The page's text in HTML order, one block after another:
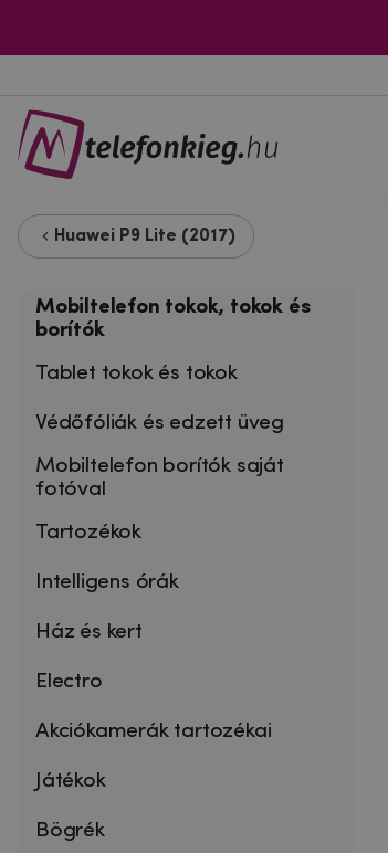
Huawei P9 Lite (2017)
Mobiltelefon tokok, tokok és
borítók
Tablet tokok és tokok
Védőfóliák és edzett üveg
Mobiltelefon borítók saját
fotóval
Tartozékok
Intelligens órák
Ház és kert
Electro
Akciókamerák tartozékai
Játékok
Bögrék